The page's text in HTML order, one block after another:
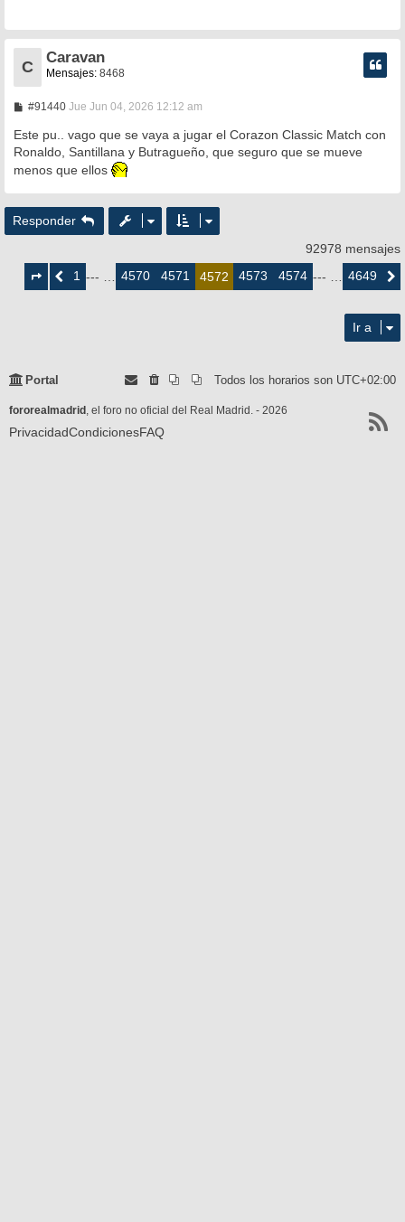
e
C
Caravan
Mensajes: 8468
#91440M
n
a
j
Jue Jun 04, 2026 12:12 am
Este pu.. vago que se vaya a jugar el Corazon Classic Match con
Ronaldo, Santillana y Butragueño, que seguro que se mueve
menos que ellos
Responder
92978 mensajes
deAnterior
1 --- … 4570 4571 4572 4573 4574 --- … 4649
Ir a
Portal Todos los horarios son UTC+02:00
fororealmadrid , el foro no oficial del Real Madrid. - 2026
PrivacidadCondicionesFAQ